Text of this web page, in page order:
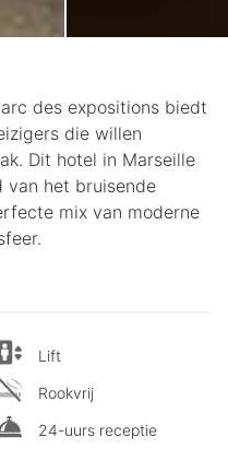
des expositions biedt
die willen
Dit hotel in Marseille
van het bruisende
mix van moderne
Lift
Rookvrij
24-uurs receptie